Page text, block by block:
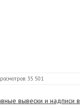
35 501
вывески и надписи в